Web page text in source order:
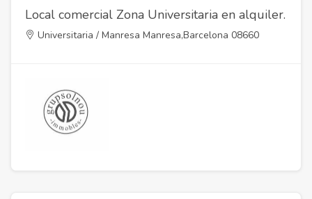
Local comercial Zona Universitaria en alquiler.
Universitaria / Manresa Manresa,Barcelona 08660